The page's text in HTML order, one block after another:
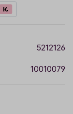
5212126
10010079